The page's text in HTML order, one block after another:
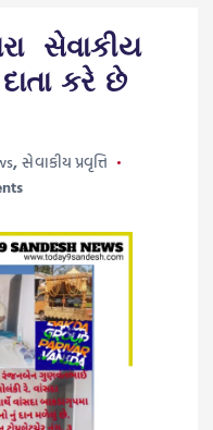
સેવાકીય
કરે છે
,સેવાકીય પ્રવૃત્તિ